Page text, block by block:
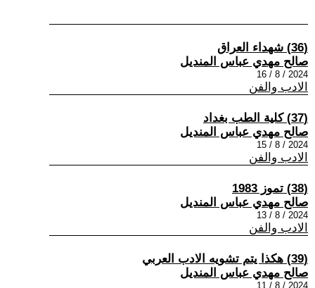
(36) شهداء العراق
صالح مهدي عباس المنديل
2024 / 8 / 16
الادب والفن
(37) كلية الطب بغداد
صالح مهدي عباس المنديل
2024 / 8 / 15
الادب والفن
(38) تموز 1983
صالح مهدي عباس المنديل
2024 / 8 / 13
الادب والفن
(39) هكذا يتم تشويه الادب العربي
صالح مهدي عباس المنديل
2024 / 8 / 11